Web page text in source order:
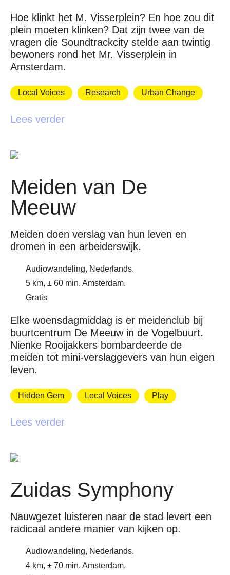
Hoe klinkt het M. Visserplein? En hoe zou dit
plein moeten klinken? Dat zijn twee van de
vragen die Soundtrackcity stelde aan twintig
bewoners rond het Mr. Visserplein in
Amsterdam.
Local Voices Research Urban Change
Lees verder
Meiden van De
Meeuw
Meiden doen verslag van hun leven en
dromen in een arbeiderswijk.
Audiowandeling, Nederlands.
5 km, ± 60 min. Amsterdam.
Gratis
Elke woensdagmiddag is er meidenclub bij
buurtcentrum De Meeuw in de Vogelbuurt.
Nienke Rooijakkers bombardeerde de
meiden tot mini-verslaggevers van hun eigen
leven.
Hidden Gem Local Voices Play
Lees verder
Zuidas Symphony
Nauwgezet luisteren naar de stad levert een
radicaal andere manier van kijken op.
Audiowandeling, Nederlands.
4 km, ± 70 min. Amsterdam.